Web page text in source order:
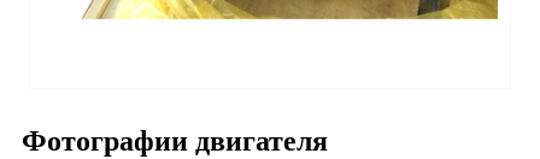
Фотографии двигателя